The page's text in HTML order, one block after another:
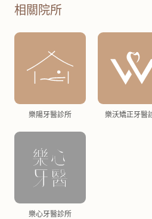
常用於嚴重擁擠或咬合問題的治療
相關院所
樂陽牙醫診所 樂沃矯正牙醫
樂心牙醫診所